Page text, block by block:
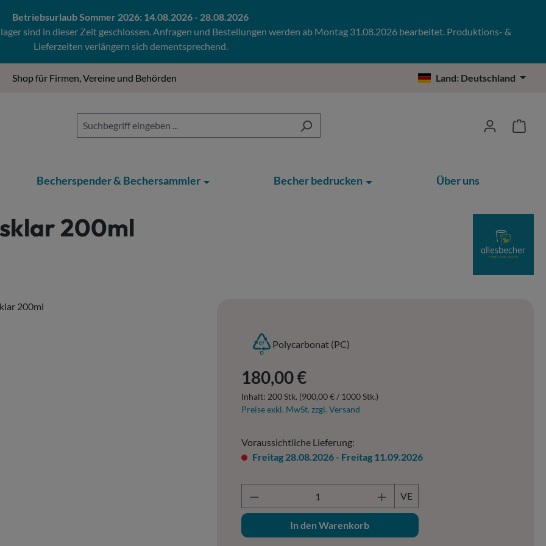
Betriebsurlaub Sommer 2026: 14.08.2026 - 28.08.2026
sind in dieser Zeit geschlossen. Anfragen und Bestellungen werden ab Montag 31.08.2026 bearbeitet. Produktions- &
Lieferzeiten verlängern sich dementsprechend.
Shop für Firmen, Vereine und Behörden Land: Deutschland
Becherspender & Bechersammler Becher bedrucken Über uns
200ml
Polycarbonat (PC)
Regulärer Preis:
180,00 €
Inhalt: 200 Stk. (900,00 € / 1000 Stk.)
Preise exkl. MwSt. zzgl. Versand
Voraussichtliche Lieferung:
Freitag 28.08.2026 - Freitag 11.09.2026
Produkt Anzahl: Gib den gewünschten Wert
VE
In den Warenkorb